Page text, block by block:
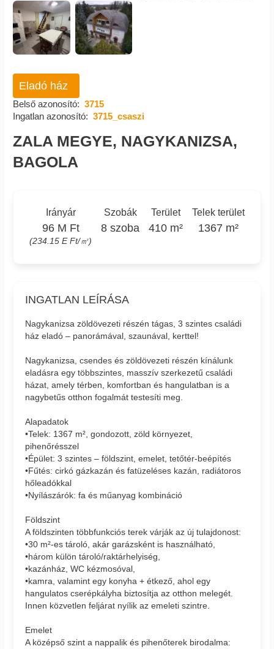
Eladó ház
Belső azonosító: 3715
Ingatlan azonosító: 3715_csaszi
ZALA MEGYE, NAGYKANIZSA,
BAGOLA
Irányár
96 M Ft
(234.15 E Ft/㎡)
Szobák
8 szoba
Terület
410 m²
Telek terület
1367 m²
INGATLAN LEÍRÁSA
Nagykanizsa zöldövezeti részén tágas, 3 szintes családi
ház eladó – panorámával, szaunával, kerttel!
Nagykanizsa, csendes és zöldövezeti részén kínálunk
eladásra egy többszintes, masszív szerkezetű családi
házat, amely térben, komfortban és hangulatban is a
nagybetűs otthon fogalmát testesíti meg.
Alapadatok
•Telek: 1367 m², gondozott, zöld környezet,
pihenőrésszel
•Épület: 3 szintes – földszint, emelet, tetőtér-beépítés
•Fűtés: cirkó gázkazán és fatüzeléses kazán, radiátoros
hőleadókkal
•Nyílászárók: fa és műanyag kombináció
Földszint
A földszinten többfunkciós terek várják az új tulajdonost:
•30 m²-es tároló, akár garázsként is használható,
•három külön tároló/raktárhelyiség,
•kazánház, WC kézmosóval,
•kamra, valamint egy konyha + étkező, ahol egy
hangulatos cserépkályha biztosítja az otthon melegét.
Innen közvetlen feljárat nyílik az emeleti szintre.
Emelet
A középső szint a nappalik és pihenőterek birodalma: